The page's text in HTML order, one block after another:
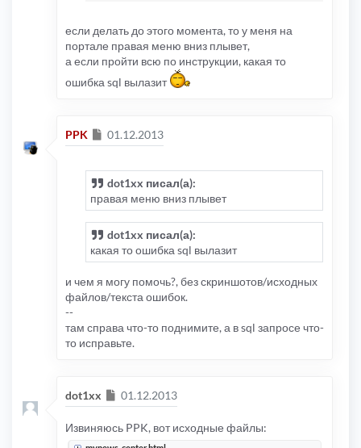
наоборот), т.е. url постраничной навигации
выглядит так:http://domain/portal.php?
np=5#n, для нашего блока новостей
сделаем такой urlhttp://domain/portal.php?
если делать до этого момента, то у меня на
портале правая меню вниз плывет,
а если пройти всю по инструкции, какая то
ошибка sql вылазит
PPK Сообщение
01.12.2013
dot1xx писал(а):
правая меню вниз плывет
dot1xx писал(а):
какая то ошибка sql вылазит
и чем я могу помочь?, без скриншотов/исходных
файлов/текста ошибок.
--
там справа что-то поднимите, а в sql запросе что-
то исправьте.
dot1xx Сообщение
01.12.2013
Извиняюсь PPK, вот исходные файлы: